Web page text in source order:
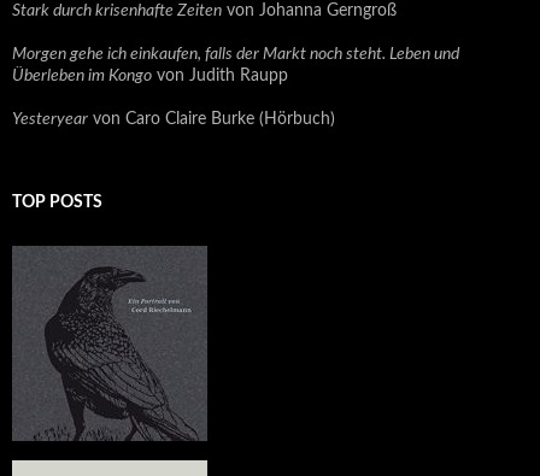
Stark durch krisenhafte Zeiten von Johanna Gerngroß
Morgen gehe ich einkaufen, falls der Markt noch steht. Leben und
Überleben im Kongo von Judith Raupp
Yesteryear von Caro Claire Burke (Hörbuch)
TOP POSTS